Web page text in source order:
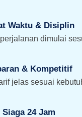
Waktu & Disiplin
dimulai
& Kompetitif
jelas sesuai
Siaga 24 Jam